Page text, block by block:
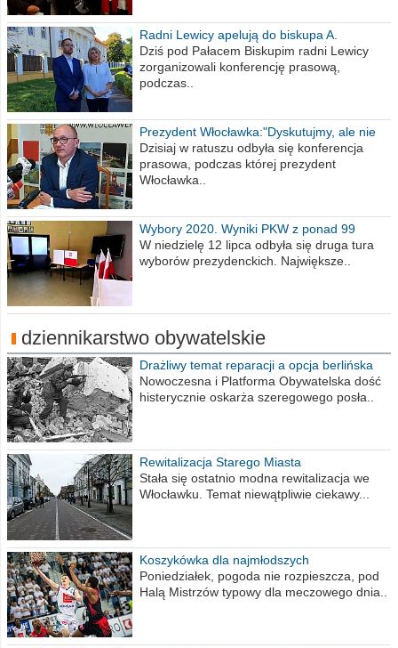
Radni Lewicy apelują do biskupa A.
Wiesława Meringa
Dziś pod Pałacem Biskupim radni Lewicy
zorganizowali konferencję prasową,
podczas..
Prezydent Włocławka:"Dyskutujmy, ale nie
obrażajmy się”
Dzisiaj w ratuszu odbyła się konferencja
prasowa, podczas której prezydent
Włocławka..
Wybory 2020. Wyniki PKW z ponad 99
procent obwodów
W niedzielę 12 lipca odbyła się druga tura
wyborów prezydenckich. Największe..
dziennikarstwo obywatelskie
Drażliwy temat reparacji a opcja berlińska
Nowoczesna i Platforma Obywatelska dość
histerycznie oskarża szeregowego posła..
Rewitalizacja Starego Miasta
Stała się ostatnio modna rewitalizacja we
Włocławku. Temat niewątpliwie ciekawy...
Koszykówka dla najmłodszych
Poniedziałek, pogoda nie rozpieszcza, pod
Halą Mistrzów typowy dla meczowego dnia..